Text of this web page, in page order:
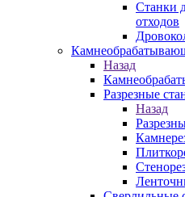
Станки
отходов
Назад
Разрезные
Назад